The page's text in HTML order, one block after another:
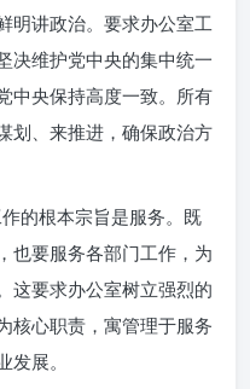
明讲政治。要求办公室工
决维护党中央的集中统一
中央保持高度一致。所有
划、来推进，确保政治方
的根本宗旨是服务。既
也要服务各部门工作，为
这要求办公室树立强烈的
核心职责，寓管理于服务
展。